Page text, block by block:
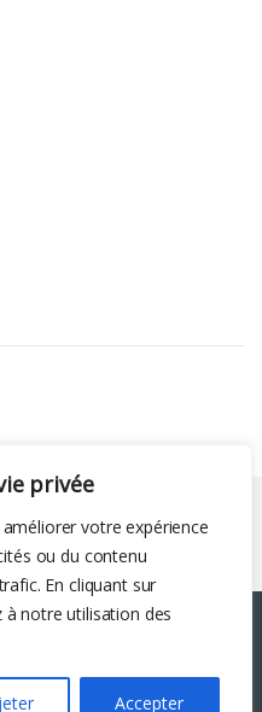
privée
votre expérience
ou du contenu
En cliquant sur
notre utilisation des
Accepter